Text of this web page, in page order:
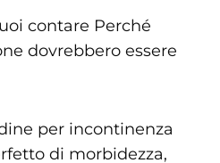
contare Perché
dovrebbero essere
per incontinenza
di morbidezza,